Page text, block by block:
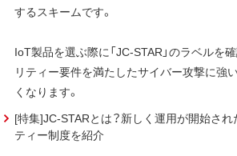
するスキームです。
IoT製品を選ぶ際に「JC-STAR」のラベルを
リティー要件を満たしたサイバー攻撃に強
くなります。
[特集]JC-STARとは？新しく運用が開始さ
ティー制度を紹介